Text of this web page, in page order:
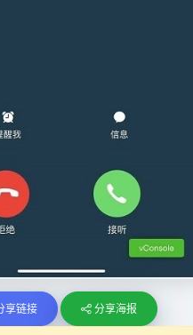
享链接 分享海报